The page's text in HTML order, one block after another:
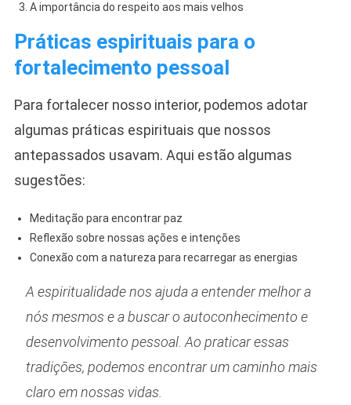
A importância do respeito aos mais velhos
Práticas espirituais para o
fortalecimento pessoal
Para fortalecer nosso interior, podemos adotar
algumas práticas espirituais que nossos
antepassados usavam. Aqui estão algumas
sugestões:
Meditação para encontrar paz
Reflexão sobre nossas ações e intenções
Conexão com a natureza para recarregar as energias
A espiritualidade nos ajuda a entender melhor a
nós mesmos e a buscar o autoconhecimento e
desenvolvimento pessoal. Ao praticar essas
tradições, podemos encontrar um caminho mais
claro em nossas vidas.